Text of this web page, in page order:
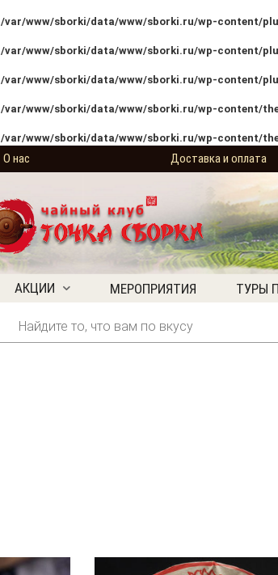
/var/www/sborki/data/www/sborki.ru/wp-content/
/var/www/sborki/data/www/sborki.ru/wp-content/
/var/www/sborki/data/www/sborki.ru/wp-content/
/var/www/sborki/data/www/sborki.ru/wp-content/
/var/www/sborki/data/www/sborki.ru/wp-content/
О нас Доставка и оплата
АКЦИИ МЕРОПРИЯТИЯ ТУРЫ